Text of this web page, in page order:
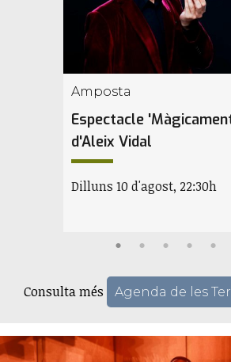
Amposta
Espectacle
d'Aleix Vidal
Dilluns 10 d'agost, 22:30h
Consulta més Agenda de les